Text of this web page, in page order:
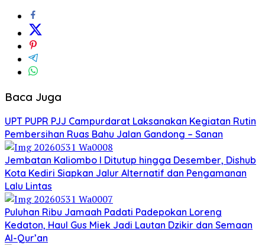
Baca Juga
UPT PUPR PJJ Campurdarat Laksanakan Kegiatan Rutin
Pembersihan Ruas Bahu Jalan Gandong – Sanan
Jembatan Kaliombo I Ditutup hingga Desember, Dishub
Kota Kediri Siapkan Jalur Alternatif dan Pengamanan
Lalu Lintas
Puluhan Ribu Jamaah Padati Padepokan Loreng
Kedaton, Haul Gus Miek Jadi Lautan Dzikir dan Semaan
Al-Qur’an